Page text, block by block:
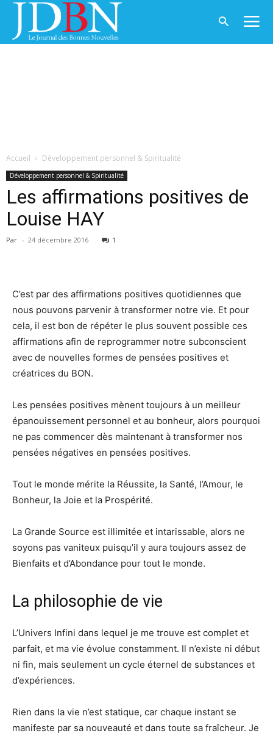
Accueil Développement personnel & Spiritualité
Développement personnel & Spiritualité
Les affirmations positives de
Louise HAY
Par - 24 décembre 2016 1
C’est par des affirmations positives quotidiennes que
nous pouvons parvenir à transformer notre vie. Et pour
cela, il est bon de répéter le plus souvent possible ces
affirmations afin de reprogrammer notre subconscient
avec de nouvelles formes de pensées positives et
créatrices du BON.
Les pensées positives mènent toujours à un meilleur
épanouissement personnel et au bonheur, alors pourquoi
ne pas commencer dès maintenant à transformer nos
pensées négatives en pensées positives.
Tout le monde mérite la Réussite, la Santé, l’Amour, le
Bonheur, la Joie et la Prospérité.
La Grande Source est illimitée et intarissable, alors ne
soyons pas vaniteux puisqu’il y aura toujours assez de
Bienfaits et d’Abondance pour tout le monde.
La philosophie de vie
L’Univers Infini dans lequel je me trouve est complet et
parfait, et ma vie évolue constamment. Il n’existe ni début
ni fin, mais seulement un cycle éternel de substances et
d’expériences.
Rien dans la vie n’est statique, car chaque instant se
manifeste par sa nouveauté et dans toute sa fraîcheur. Je